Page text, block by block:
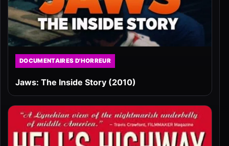
DOCUMENTAIRES D'HORREUR
Jaws: The Inside Story (2010)